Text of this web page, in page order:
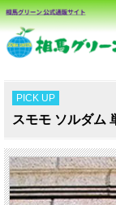
PICK UP
スモモ ソルダム